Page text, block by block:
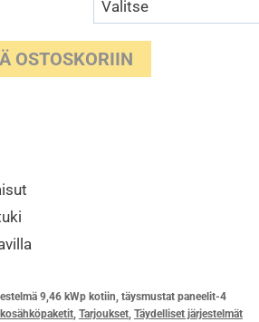
OSTOSKORIIN
9,46 kWp kotiin, täysmustat paneelit-4
, Tarjoukset, Täydelliset järjestelmät